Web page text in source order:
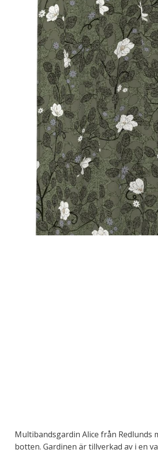
Multibandsgardin Alice från
botten. Gardinen är tillverkad av i en